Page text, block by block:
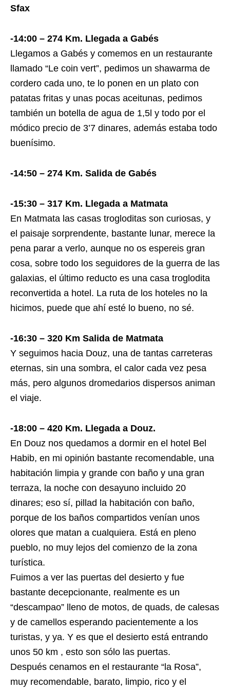
Sfax
-14:00 – 274 Km. Llegada a Gabés
Llegamos a Gabés y comemos en un restaurante
llamado “Le coin vert”, pedimos un shawarma de
cordero cada uno, te lo ponen en un plato con
patatas fritas y unas pocas aceitunas, pedimos
también un botella de agua de 1,5l y todo por el
módico precio de 3’7 dinares, además estaba todo
buenísimo.
-14:50 – 274 Km. Salida de Gabés
-15:30 – 317 Km. Llegada a Matmata
En Matmata las casas trogloditas son curiosas, y
el paisaje sorprendente, bastante lunar, merece la
pena parar a verlo, aunque no os espereis gran
cosa, sobre todo los seguidores de la guerra de las
galaxias, el último reducto es una casa troglodita
reconvertida a hotel. La ruta de los hoteles no la
hicimos, puede que ahí esté lo bueno, no sé.
-16:30 – 320 Km Salida de Matmata
Y seguimos hacia Douz, una de tantas carreteras
eternas, sin una sombra, el calor cada vez pesa
más, pero algunos dromedarios dispersos animan
el viaje.
-18:00 – 420 Km. Llegada a Douz.
En Douz nos quedamos a dormir en el hotel Bel
Habib, en mi opinión bastante recomendable, una
habitación limpia y grande con baño y una gran
terraza, la noche con desayuno incluido 20
dinares; eso sí, pillad la habitación con baño,
porque de los baños compartidos venían unos
olores que matan a cualquiera. Está en pleno
pueblo, no muy lejos del comienzo de la zona
turística.
Fuimos a ver las puertas del desierto y fue
bastante decepcionante, realmente es un
“descampao” lleno de motos, de quads, de calesas
y de camellos esperando pacientemente a los
turistas, y ya. Y es que el desierto está entrando
unos 50 km , esto son sólo las puertas.
Después cenamos en el restaurante “la Rosa”,
muy recomendable, barato, limpio, rico y el